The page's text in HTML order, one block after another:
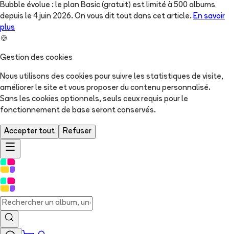
Bubble évolue : le plan Basic (gratuit) est limité à 500 albums
depuis le 4 juin 2026. On vous dit tout dans cet article. En savoir
plus
🍪
Gestion des cookies
Nous utilisons des cookies pour suivre les statistiques de visite,
améliorer le site et vous proposer du contenu personnalisé.
Sans les cookies optionnels, seuls ceux requis pour le
fonctionnement de base seront conservés.
Accepter tout Refuser